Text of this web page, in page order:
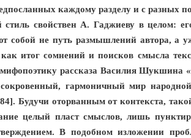
каждому разделу и с разных
свойствен А. Гаджиеву в целом:
собой не путь размышлений автора,
итог сомнений и поисков смысла
рассказа Василия
гармоничный мир
Будучи оторванным от контекста,
целый пласт смыслов, лишь
В подобном изложении